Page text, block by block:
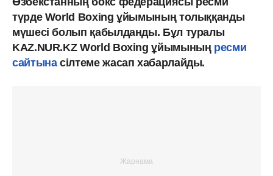
түрде World Boxing ұйымының толыққанды
мүшесі болып қабылданды. Бұл туралы
KAZ.NUR.KZ World Boxing ұйымының ресми
сайтынасілтеме жасап хабарлайды.